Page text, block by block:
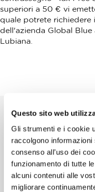
Questo sito web
Gli strumenti e i cookie
raccolgono
consenso all’uso dei
funzionamento di tutte
alcuni contenuti alle
migliorare
superiori a 50 € vi
quale potrete
dell'azienda Global
Lubiana.
Aiutaci a
Hai trovato le
SÌ No